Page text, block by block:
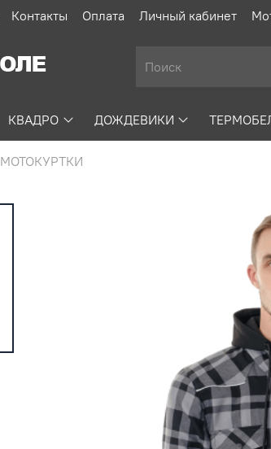
Контакты Оплата Личный кабинет
КВАДРО ДОЖДЕВИКИ
МОТОКУРТКИ